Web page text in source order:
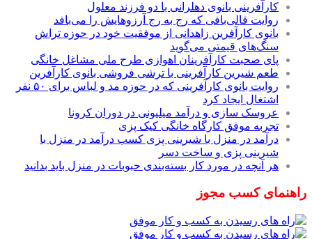
کارآفرینی بانوی دهلرانی با دو فرزند معلول
روایت قالی‌بافی که رج به رج آرزوهایش را می‌بافد
بانوی کارآفرین زاهدانی از موفقیت خود در حوزه تراش
سنگ‌های قیمتی می‌گوید
پای صحبت کارآفرینان اهوازی طرح ملی مشاغل خانگی
طعم شیرین کارآفرینی با ترشی فروشی بانوی کارآفرین
روایت بانوی کارآفرینی که در حوزه مد و لباس برای ۵۰ نفر
اشتغال ایجاد کرد
عروسک سازی و درآمد میلیونی در دوران کرونا
تجربه موفق کارگاه خانگی کیک پزی
درآمد در منزل با شیرینی پزی کسب درآمد در منزل با
شیرینی پزی و ساخت دسر
هر آنچه در مورد کار بسته‌بندی حبوبات در منزل باید بدانید
راهنمای کسب مجوز